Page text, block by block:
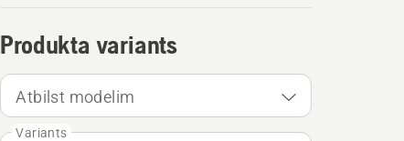
Produkta variants
Atbilst modelim
Variants